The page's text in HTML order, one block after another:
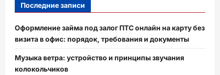
Последние записи
Оформление займа под залог ПТС онлайн на карту без
визита в офис: порядок, требования и документы
Музыка ветра: устройство и принципы звучания
колокольчиков